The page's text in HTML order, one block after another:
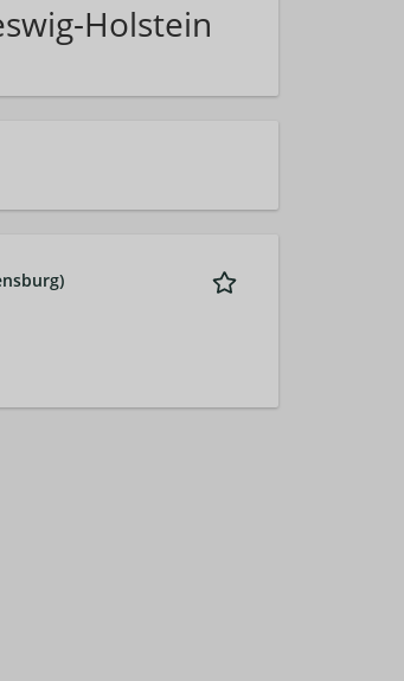
Holstein